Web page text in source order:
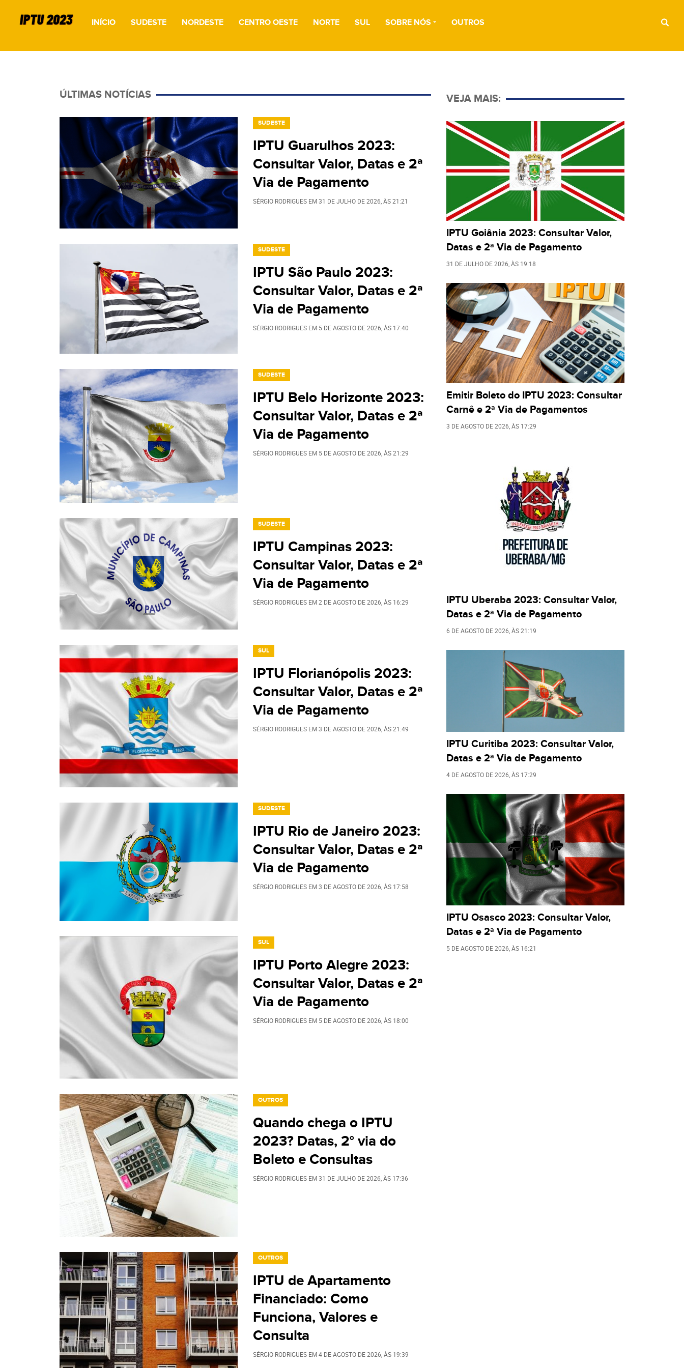
INÍCIO SUDESTE NORDESTE CENTRO OESTE NORTE SUL SOBRE NÓS OUTROS
ÚLTIMAS NOTÍCIAS
SUDESTE
IPTU Guarulhos 2023:
Consultar Valor, Datas e 2ª
Via de Pagamento
SÉRGIO RODRIGUES EM31 DE JULHO DE 2026 , ÀS21:21
SUDESTE
IPTU São Paulo 2023:
Consultar Valor, Datas e 2ª
Via de Pagamento
SÉRGIO RODRIGUES EM 5 DE AGOSTO DE 2026 , ÀS 17:40
SUDESTE
IPTU Belo Horizonte 2023:
Consultar Valor, Datas e 2ª
Via de Pagamento
SÉRGIO RODRIGUES EM 5 DE AGOSTO DE 2026, ÀS21:29
SUDESTE
IPTU Campinas 2023:
Consultar Valor, Datas e 2ª
Via de Pagamento
SÉRGIO RODRIGUES EM2 DE AGOSTO DE 2026 , ÀS 16:29
SUL
IPTU Florianópolis 2023:
Consultar Valor, Datas e 2ª
Via de Pagamento
SÉRGIO RODRIGUES EM3 DE AGOSTO DE 2026 , ÀS21:49
SUDESTE
IPTU Rio de Janeiro 2023:
Consultar Valor, Datas e 2ª
Via de Pagamento
SÉRGIO RODRIGUES EM3 DE AGOSTO DE 2026 , ÀS 17:58
SUL
IPTU Porto Alegre 2023:
Consultar Valor, Datas e 2ª
Via de Pagamento
SÉRGIO RODRIGUES EM 5 DE AGOSTO DE 2026 , ÀS 18:00
OUTROS
Quando chega o IPTU
2023? Datas, 2° via do
Boleto e Consultas
SÉRGIO RODRIGUES EM31 DE JULHO DE 2026 , ÀS 17:36
OUTROS
IPTU de Apartamento
Financiado: Como
Funciona, Valores e
Consulta
SÉRGIO RODRIGUES EM4 DE AGOSTO DE 2026 , ÀS 19:39
VEJA MAIS:
IPTU Goiânia 2023: Consultar Valor,
Datas e 2ª Via de Pagamento
31 DE JULHO DE 2026 , ÀS 19:18
Emitir Boleto do IPTU 2023: Consultar
Carnê e 2ª Via de Pagamentos
3 DE AGOSTO DE 2026, ÀS 17:29
IPTU Uberaba 2023: Consultar Valor,
Datas e 2ª Via de Pagamento
6 DE AGOSTO DE 2026, ÀS21:19
IPTU Curitiba 2023: Consultar Valor,
Datas e 2ª Via de Pagamento
4 DE AGOSTO DE 2026 , ÀS 17:29
IPTU Osasco 2023: Consultar Valor,
Datas e 2ª Via de Pagamento
5 DE AGOSTO DE 2026 , ÀS 16:21